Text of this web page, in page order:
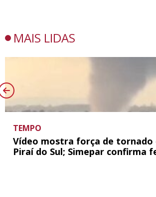
MAIS LIDAS
TEMPO
Vídeo mostra força de tornado
Piraí do Sul; Simepar confirma